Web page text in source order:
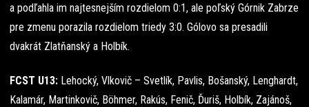
a podľahla im najtesnejším rozdielom 0:1, ale poľský Górnik Zabrze
pre zmenu porazila rozdielom triedy 3:0. Gólovo sa presadili
dvakrát Zlatňanský a Holbík.
FCST U13: Lehocký, Vlkovič – Svetlík, Pavlis, Bošanský, Lenghardt,
Kalamár, Martinkovič, Böhmer, Rakús, Fenič, Ďuriš, Holbík, Zajánoš,